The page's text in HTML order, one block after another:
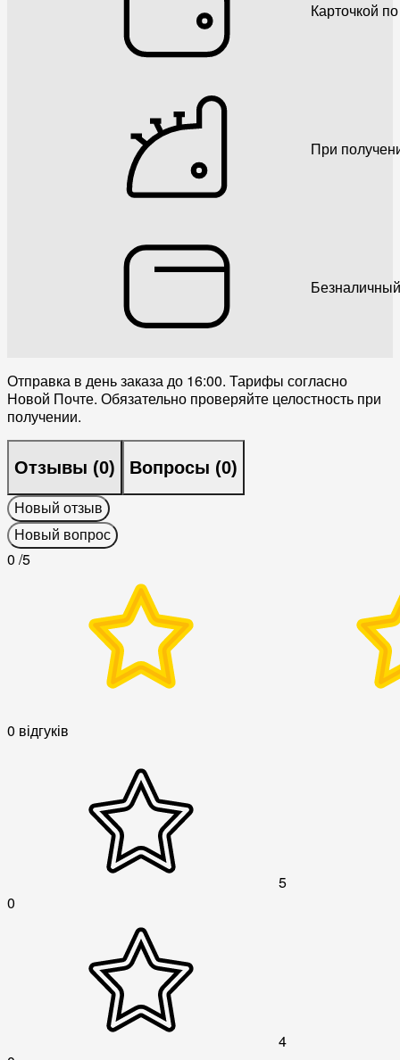
Карточкой
При
Отправка в день заказа до 16:00. Тарифы согласно
Новой Почте. Обязательно проверяйте целостность при
получении.
Отзывы (0) Вопросы (0)
Новый отзыв
Новый вопрос
0 /5
0 відгуків
5
0
4